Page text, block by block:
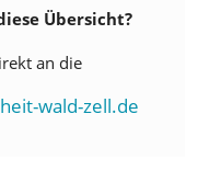
Übersicht?
an die
wald-zell.de